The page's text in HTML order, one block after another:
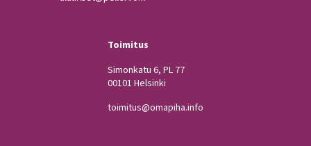
Toimitus
Simonkatu 6, PL 77
00101 Helsinki
toimitus@omapiha.info